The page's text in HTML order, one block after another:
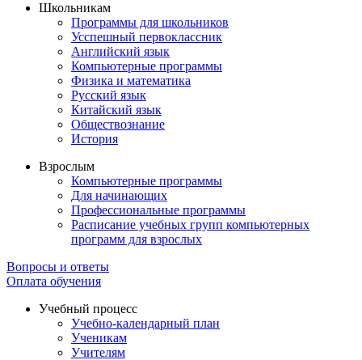
Школьникам
Программы для школьников
Усспешный первоклассник
Английский язык
Компьютерные программы
Физика и математика
Русский язык
Китайский язык
Обществознание
История
Взрослым
Компьютерные программы
Для начинающих
Профессиональные программы
Расписание учебных групп компьютерных
программ для взрослых
Вопросы и ответы
Оплата обучения
Учебный процесс
Учебно-календарный план
Ученикам
Учителям